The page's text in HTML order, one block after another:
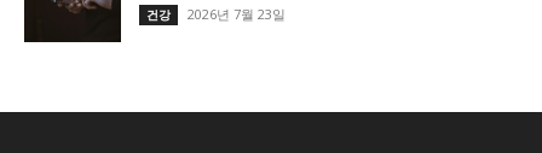
건강 2026년 7월 23일